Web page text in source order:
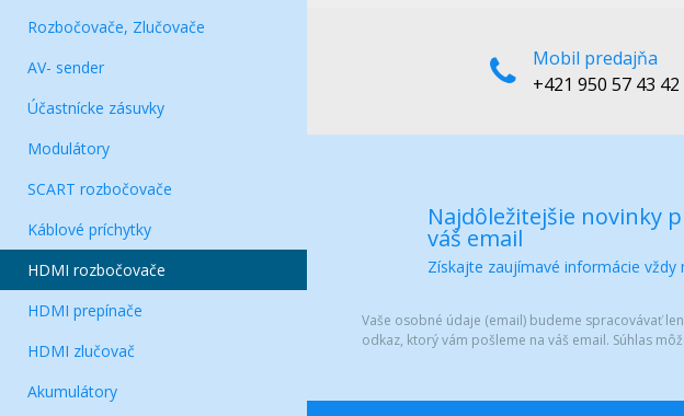
Rozbočovače, Zlučovače
AV- sender
Účastnícke zásuvky
Modulátory
SCART rozbočovače
Káblové príchytky
HDMI rozbočovače
HDMI prepínače
HDMI zlučovač
Akumulátory
Mobil predajňa
+421 950 57 43 42
Najdôležitejšie novinky
váš email
Získajte zaujímavé informácie vždy
Vaše osobné údaje (email) budeme spracovávať
odkaz, ktorý vám pošleme na váš email. Súhlas